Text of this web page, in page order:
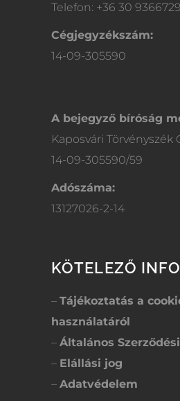
Telefon: +36 30 9366729
Cégjegyzékszám:
14-09-305590
A bejegyző bíróság
Kaposvári Törvényszék
14-09-305590/59
Adószáma:
13127026-2-14
KÖTELEZŐ
– Tájékoztatás a
használatáról
– Általános
– Elállási jog
– Adatvédelem